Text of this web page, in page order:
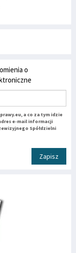
o
a co za tym idzie
e-mail informacji
Spółdzielni
Zapisz